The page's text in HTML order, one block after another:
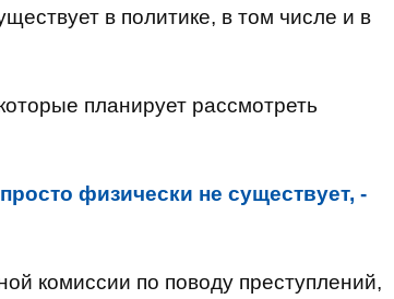
в политике, в том числе и в
планирует рассмотреть
физически не существует, -
комиссии по поводу преступлений,